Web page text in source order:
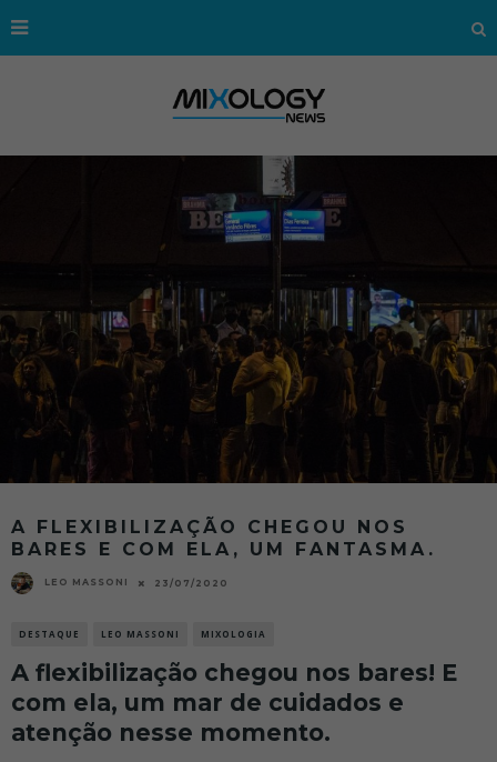
A FLEXIBILIZAÇÃO CHEGOU NOS
BARES E COM ELA, UM FANTASMA.
LEO MASSONI 23/07/2020
DESTAQUE LEO MASSONI MIXOLOGIA
A flexibilização chegou nos bares! E
com ela, um mar de cuidados e
atenção nesse momento.